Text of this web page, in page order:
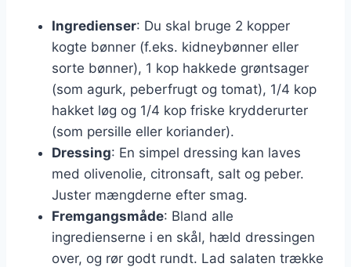
Ingredienser: Du skal bruge 2 kopper
kogte bønner (f.eks. kidneybønner eller
sorte bønner), 1 kop hakkede grøntsager
(som agurk, peberfrugt og tomat), 1/4 kop
hakket løg og 1/4 kop friske krydderurter
(som persille eller koriander).
Dressing: En simpel dressing kan laves
med olivenolie, citronsaft, salt og peber.
Juster mængderne efter smag.
Fremgangsmåde: Bland alle
ingredienserne i en skål, hæld dressingen
over, og rør godt rundt. Lad salaten trække